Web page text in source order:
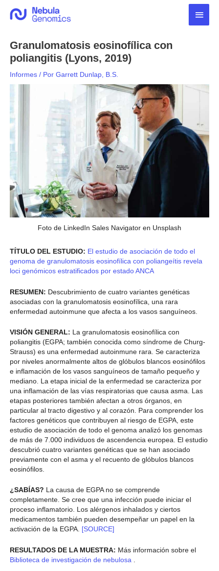
Granulomatosis eosinofílica con
poliangitis (Lyons, 2019)
Informes / Por Garrett Dunlap, B.S.
Foto de LinkedIn Sales Navigator en Unsplash
TÍTULO DEL ESTUDIO: El estudio de asociación de todo el
genoma de granulomatosis eosinofílica con poliangeítis revela
loci genómicos estratificados por estado ANCA
RESUMEN: Descubrimiento de cuatro variantes genéticas
asociadas con la granulomatosis eosinofílica, una rara
enfermedad autoinmune que afecta a los vasos sanguíneos.
VISIÓN GENERAL: La granulomatosis eosinofílica con
poliangitis (EGPA; también conocida como síndrome de Churg-
Strauss) es una enfermedad autoinmune rara. Se caracteriza
por niveles anormalmente altos de glóbulos blancos eosinófilos
e inflamación de los vasos sanguíneos de tamaño pequeño y
mediano. La etapa inicial de la enfermedad se caracteriza por
una inflamación de las vías respiratorias que causa asma. Las
etapas posteriores también afectan a otros órganos, en
particular al tracto digestivo y al corazón. Para comprender los
factores genéticos que contribuyen al riesgo de EGPA, este
estudio de asociación de todo el genoma analizó los genomas
de más de 7.000 individuos de ascendencia europea. El estudio
descubrió cuatro variantes genéticas que se han asociado
previamente con el asma y el recuento de glóbulos blancos
eosinófilos.
¿SABÍAS? La causa de EGPA no se comprende
completamente. Se cree que una infección puede iniciar el
proceso inflamatorio. Los alérgenos inhalados y ciertos
medicamentos también pueden desempeñar un papel en la
activación de la EGPA. [SOURCE]
RESULTADOS DE LA MUESTRA: Más información sobre el
Biblioteca de investigación de nebulosa